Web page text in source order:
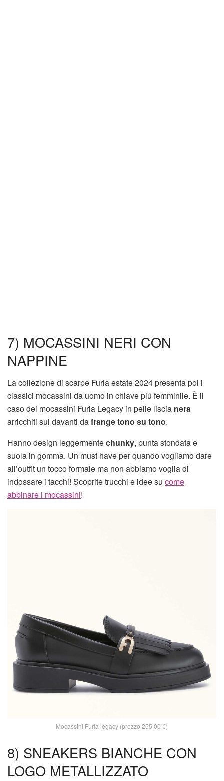
7) MOCASSINI NERI CON
NAPPINE
La collezione di scarpe Furla estate 2024 presenta poi i
classici mocassini da uomo in chiave più femminile. È il
caso dei mocassini Furla Legacy in pelle liscia nera
arricchiti sul davanti dafrange tono su tono.
Hanno design leggermentechunky, punta stondata e
suola in gomma. Un must have per quando vogliamo dare
all’outfit un tocco formale ma non abbiamo voglia di
indossare i tacchi! Scoprite trucchi e idee su come
abbinare i mocassini!
Mocassini Furla legacy (prezzo 255,00 €)
8) SNEAKERS BIANCHE CON
LOGO METALLIZZATO